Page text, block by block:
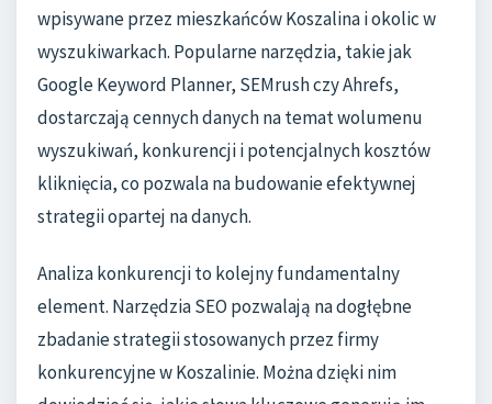
wpisywane przez mieszkańców Koszalina i okolic w
wyszukiwarkach. Popularne narzędzia, takie jak
Google Keyword Planner, SEMrush czy Ahrefs,
dostarczają cennych danych na temat wolumenu
wyszukiwań, konkurencji i potencjalnych kosztów
kliknięcia, co pozwala na budowanie efektywnej
strategii opartej na danych.
Analiza konkurencji to kolejny fundamentalny
element. Narzędzia SEO pozwalają na dogłębne
zbadanie strategii stosowanych przez firmy
konkurencyjne w Koszalinie. Można dzięki nim